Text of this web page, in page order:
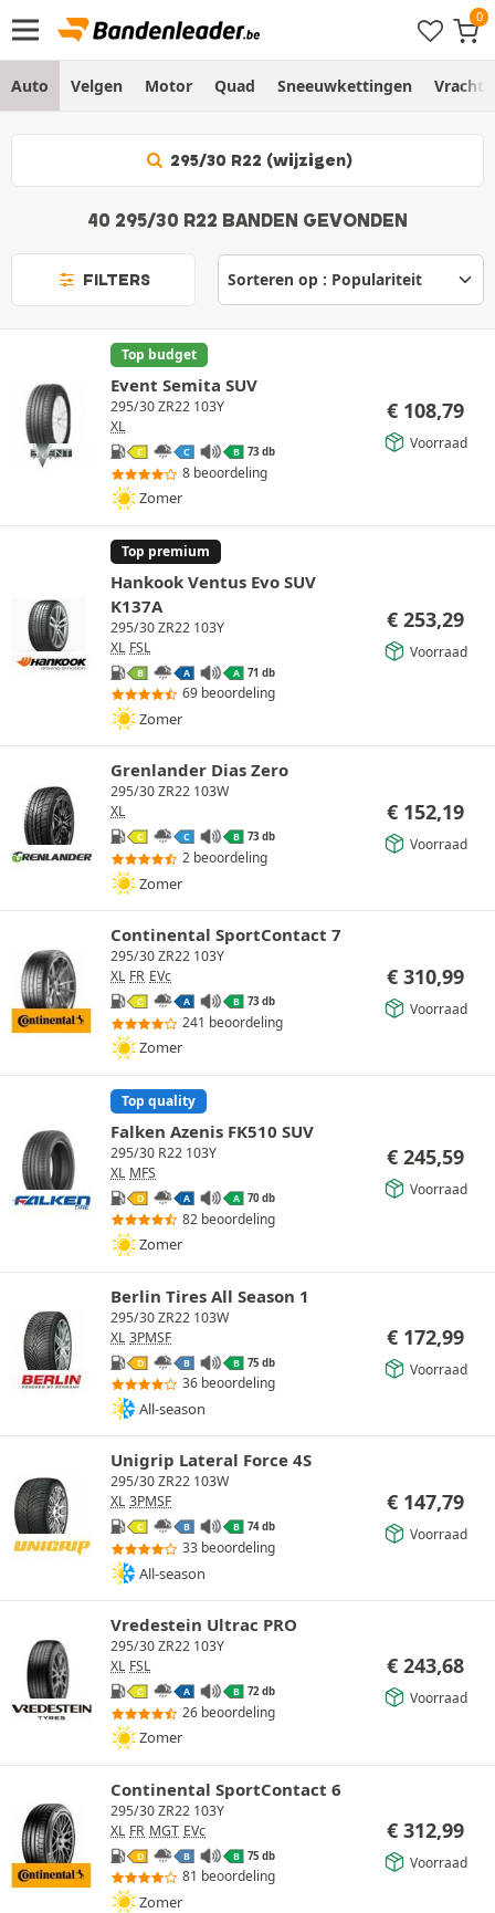
Auto Velgen Motor Quad Sneeuwkettingen
295/30 R22 (wijzigen)
40 295/30 R22 BANDEN GEVONDEN
FILTERS
Top budget
Event Semita SUV
295/30 ZR22 103Y
XL
C C B 73 db
8 beoordeling
Zomer
€ 108,79
Voorraad
Top premium
Hankook Ventus Evo SUV
K137A
295/30 ZR22 103Y
XL FSL
B A A 71 db
69 beoordeling
Zomer
€ 253,29
Voorraad
Grenlander Dias Zero
295/30 ZR22 103W
XL
C C B 73 db
2 beoordeling
Zomer
€ 152,19
Voorraad
Continental SportContact 7
295/30 ZR22 103Y
XL FR EVc
C A B 73 db
241 beoordeling
Zomer
€ 310,99
Voorraad
Top quality
Falken Azenis FK510 SUV
295/30 R22 103Y
XL MFS
D A A 70 db
82 beoordeling
Zomer
€ 245,59
Voorraad
Berlin Tires All Season 1
295/30 ZR22 103W
XL 3PMSF
D B B 75 db
36 beoordeling
All-season
€ 172,99
Voorraad
Unigrip Lateral Force 4S
295/30 ZR22 103W
XL 3PMSF
C B B 74 db
33 beoordeling
All-season
€ 147,79
Voorraad
Vredestein Ultrac PRO
295/30 ZR22 103Y
XL FSL
C A B 72 db
26 beoordeling
Zomer
€ 243,68
Voorraad
Continental SportContact 6
295/30 ZR22 103Y
XL FR MGT EVc
D B B 75 db
81 beoordeling
Zomer
€ 312,99
Voorraad